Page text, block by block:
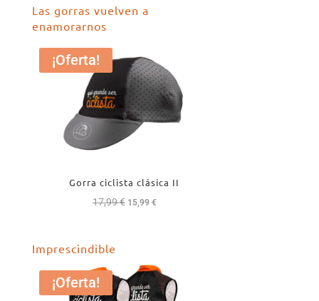
Las gorras vuelven a
enamorarnos
¡Oferta!
Gorra ciclista clásica II
17,99€ El
17,99 €.
15,99 €El
15,99 €.
Imprescindible
¡Oferta!